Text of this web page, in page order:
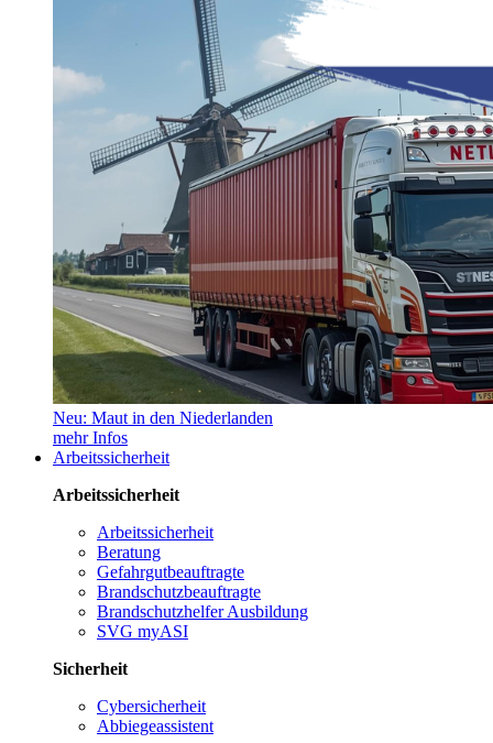
Neu: Maut in den Niederlanden
mehr Infos
Arbeitssicherheit
Arbeitssicherheit
Arbeitssicherheit
Beratung
Gefahrgutbeauftragte
Brandschutzbeauftragte
Brandschutzhelfer Ausbildung
SVG myASI
Sicherheit
Cybersicherheit
Abbiegeassistent